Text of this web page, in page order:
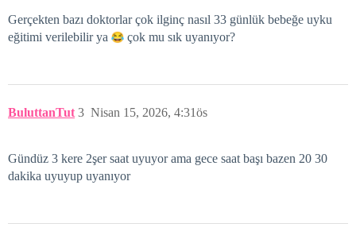
Gerçekten bazı doktorlar çok ilginç nasıl 33 günlük bebeğe uyku
eğitimi verilebilir ya
çok mu sık uyanıyor?
BuluttanTut Nisan 15, 2026, 4:31ös
3
Gündüz 3 kere 2şer saat uyuyor ama gece saat başı bazen 20 30
dakika uyuyup uyanıyor